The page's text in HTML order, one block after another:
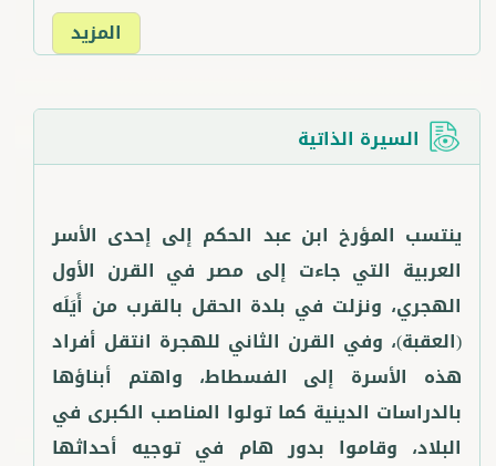
المزيد
السيرة الذاتية
ينتسب المؤرخ ابن عبد الحكم إلى إحدى الأسر
العربية التي جاءت إلى مصر في القرن الأول
الهجري، ونزلت في بلدة الحقل بالقرب من أَيَلَه
(العقبة)، وفي القرن الثاني للهجرة انتقل أفراد
هذه الأسرة إلى الفسطاط، واهتم أبناؤها
بالدراسات الدينية كما تولوا المناصب الكبرى في
البلاد، وقاموا بدور هام في توجيه أحداثها